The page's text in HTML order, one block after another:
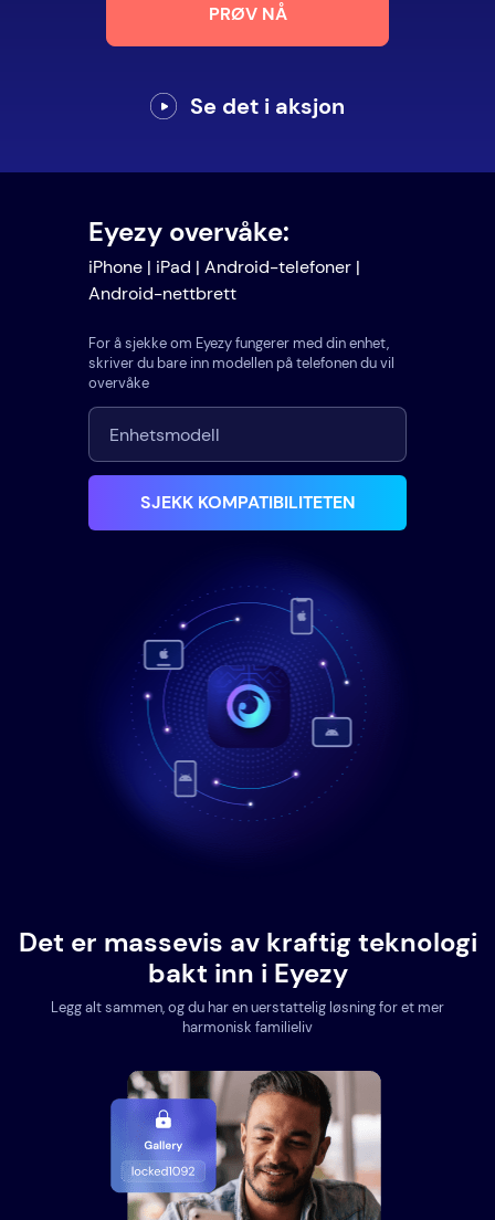
PRØV NÅ
Se det i aksjon
Eyezy overvåke:
iPhone | iPad | Android-telefoner |
Android-nettbrett
For å sjekke om Eyezy fungerer med din enhet,
skriver du bare inn modellen på telefonen du vil
overvåke
SJEKK KOMPATIBILITETEN
Det er massevis av kraftig teknologi
bakt inn i Eyezy
Legg alt sammen, og du har en uerstattelig løsning for et mer
harmonisk familieliv